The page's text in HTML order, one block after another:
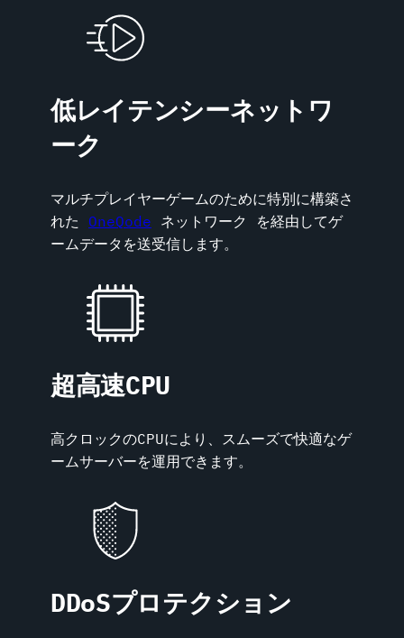
低レイテンシーネットワ
ーク
マルチプレイヤーゲームのために特別に構築さ
れた OneQode ネットワーク を経由してゲ
ームデータを送受信します。
超高速CPU
高クロックのCPUにより、スムーズで快適なゲ
ームサーバーを運用できます。
DDoSプロテクション